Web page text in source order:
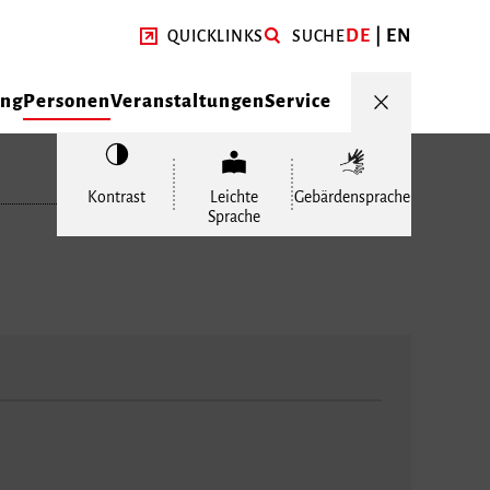
QUICKLINKS SUCHEDE EN
PersonenVeranstaltungenService
Kontrast
Leichte
Sprache
Gebärdensprache